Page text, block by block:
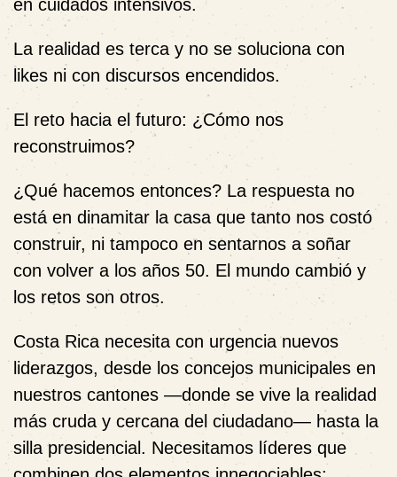
en cuidados intensivos.
La realidad es terca y no se soluciona con
likes ni con discursos encendidos.
El reto hacia el futuro: ¿Cómo nos
reconstruimos?
¿Qué hacemos entonces? La respuesta no
está en dinamitar la casa que tanto nos costó
construir, ni tampoco en sentarnos a soñar
con volver a los años 50. El mundo cambió y
los retos son otros.
Costa Rica necesita con urgencia nuevos
liderazgos, desde los concejos municipales en
nuestros cantones —donde se vive la realidad
más cruda y cercana del ciudadano— hasta la
silla presidencial. Necesitamos líderes que